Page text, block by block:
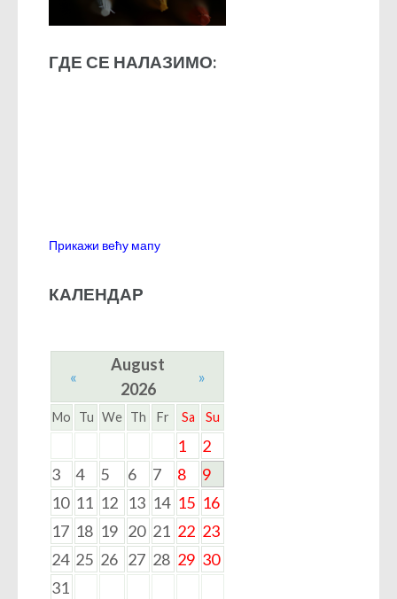
ГДЕ СЕ НАЛАЗИМО:
Прикажи већу мапу
КАЛЕНДАР
«
August
2026
»
Mo Tu We Th Fr Sa Su
1
2
3
4 5 6 7 8
9
10 11 12 13 14 15 16
17 18 19 20 21 22 23
24 25 26 27 28 29 30
31